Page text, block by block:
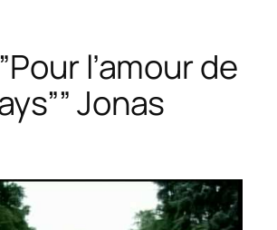
l’amour de
Jonas